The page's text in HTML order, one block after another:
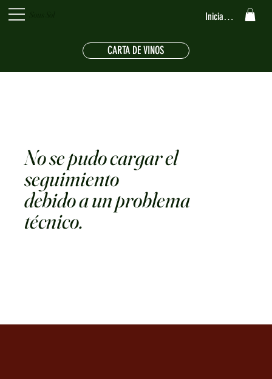
CARTA DE VINOS
Iniciar sesión
No se pudo cargar el
seguimiento
debido a un problema
técnico.